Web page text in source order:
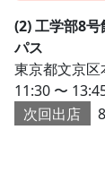
(2) 工学部8
パス
東京都文京区
11:30 〜
次回出店